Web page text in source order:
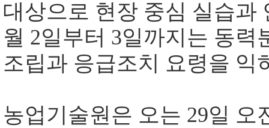
대상으로 현장 중심 실습과
월 2일부터 3일까지는 동력
조립과 응급조치 요령을 익
농업기술원은 오는 29일 오